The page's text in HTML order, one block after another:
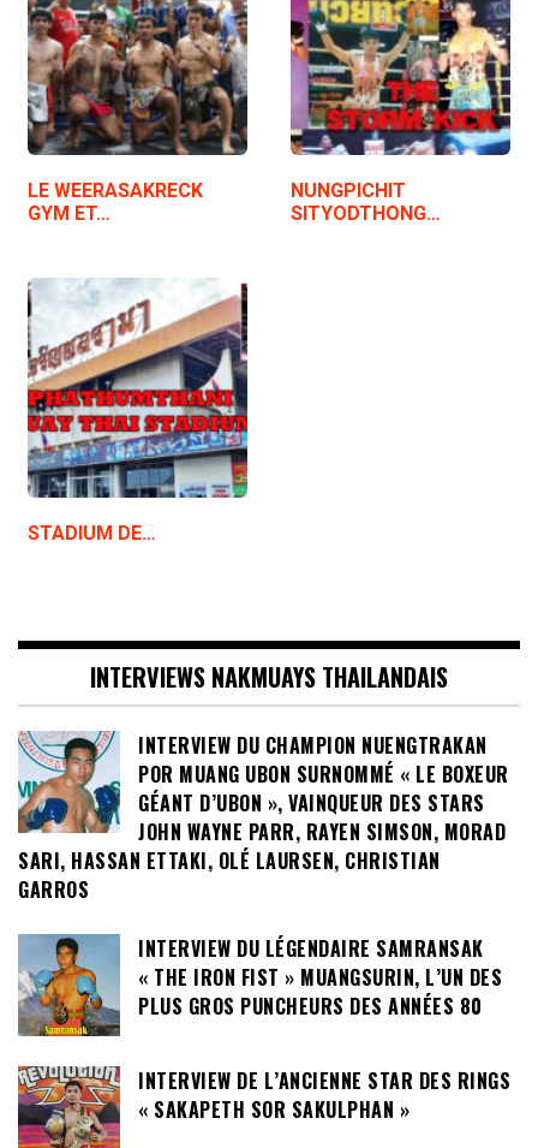
LE WEERASAKRECK
GYM ET…
NUNGPICHIT
SITYODTHONG…
STADIUM DE…
INTERVIEWS NAKMUAYS THAILANDAIS
INTERVIEW DU CHAMPION NUENGTRAKAN
POR MUANG UBON SURNOMMÉ « LE BOXEUR
GÉANT D’UBON », VAINQUEUR DES STARS
JOHN WAYNE PARR, RAYEN SIMSON, MORAD
SARI, HASSAN ETTAKI, OLÉ LAURSEN, CHRISTIAN
GARROS
INTERVIEW DU LÉGENDAIRE SAMRANSAK
« THE IRON FIST » MUANGSURIN, L’UN DES
PLUS GROS PUNCHEURS DES ANNÉES 80
INTERVIEW DE L’ANCIENNE STAR DES RINGS
« SAKAPETH SOR SAKULPHAN »